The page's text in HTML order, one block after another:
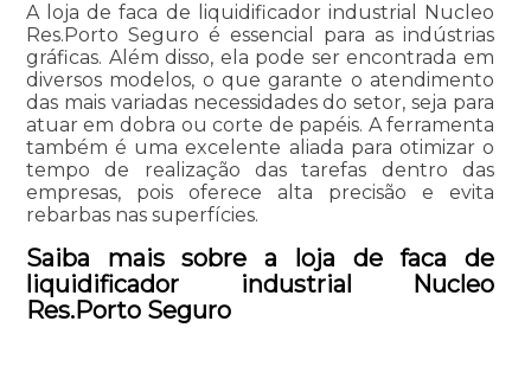
A loja de faca de liquidificador industrial Nucleo
Res.Porto Seguro é essencial para as indústrias
gráficas. Além disso, ela pode ser encontrada em
diversos modelos, o que garante o atendimento
das mais variadas necessidades do setor, seja para
atuar em dobra ou corte de papéis. A ferramenta
também é uma excelente aliada para otimizar o
tempo de realização das tarefas dentro das
empresas, pois oferece alta precisão e evita
rebarbas nas superfícies.
Saiba mais sobre a loja de faca de
liquidificador industrial Nucleo
Res.Porto Seguro